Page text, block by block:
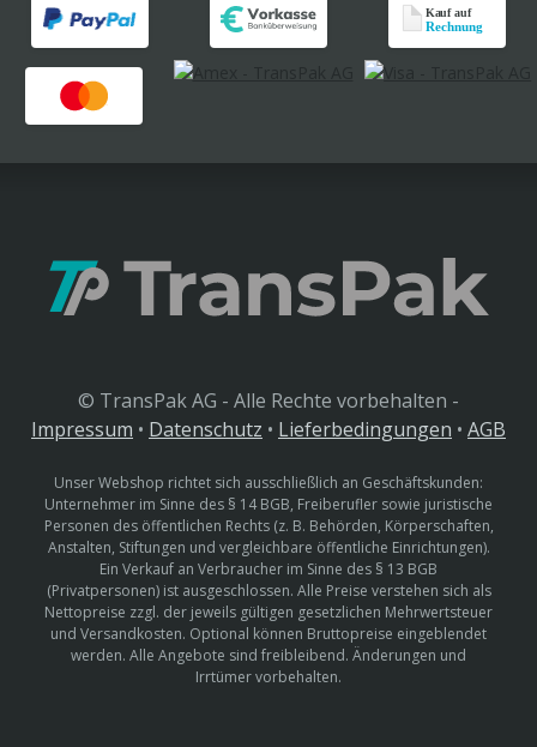
© TransPak AG - Alle Rechte vorbehalten -
Impressum • Datenschutz • Lieferbedingungen • AGB
Unser Webshop richtet sich ausschließlich an Geschäftskunden:
Unternehmer im Sinne des § 14 BGB, Freiberufler sowie juristische
Personen des öffentlichen Rechts (z. B. Behörden, Körperschaften,
Anstalten, Stiftungen und vergleichbare öffentliche Einrichtungen).
Ein Verkauf an Verbraucher im Sinne des § 13 BGB
(Privatpersonen) ist ausgeschlossen. Alle Preise verstehen sich als
Nettopreise zzgl. der jeweils gültigen gesetzlichen Mehrwertsteuer
und Versandkosten. Optional können Bruttopreise eingeblendet
werden. Alle Angebote sind freibleibend. Änderungen und
Irrtümer vorbehalten.